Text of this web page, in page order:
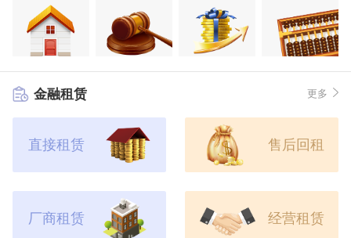
金融租赁 更多
直接租赁 售后回租
厂商租赁 经营租赁